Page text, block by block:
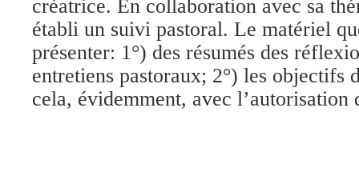
créatrice. En collaboration avec sa
établi un suivi pastoral. Le matériel
présenter: 1°) des résumés des
entretiens pastoraux; 2°) les objectifs
cela, évidemment, avec l’autorisation